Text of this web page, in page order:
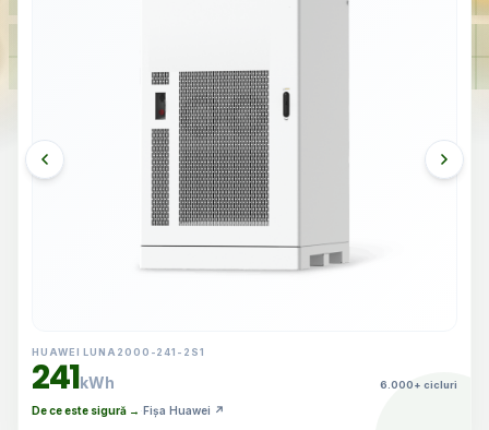
HUAWEI LUNA2000-241-2S1
241kWh 6.000+ cicluri
De ce este sigură → ·Fișa Huawei ↗